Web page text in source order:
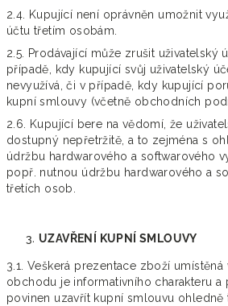
2.4. Kupující není oprávněn umožnit
účtu třetím osobám.
2.5. Prodávající může zrušit uživatelský
případě, kdy kupující svůj uživatelský
nevyužívá, či v případě, kdy kupující
kupní smlouvy (včetně obchodních
2.6. Kupující bere na vědomí, že
dostupný nepřetržitě, a to zejména s
údržbu hardwarového a softwarového
popř. nutnou údržbu hardwarového a
třetích osob.
UZAVŘENÍ KUPNÍ SMLOUVY
3.1. Veškerá prezentace zboží
obchodu je informativního charakteru a
povinen uzavřít kupní smlouvu ohledně